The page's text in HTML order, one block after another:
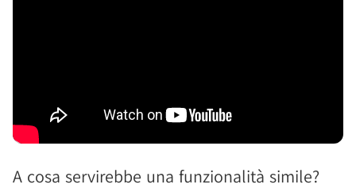
A cosa servirebbe una funzionalità simile?